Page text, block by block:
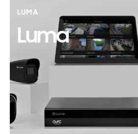
LUMA
Luma